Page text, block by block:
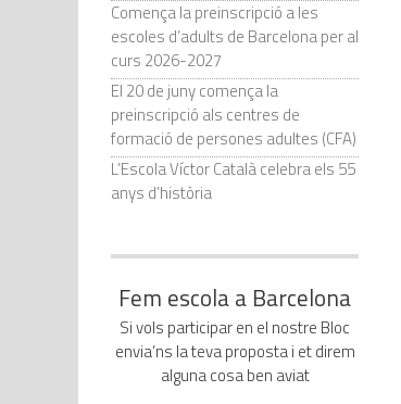
Comença la preinscripció a les
escoles d’adults de Barcelona per al
curs 2026-2027
El 20 de juny comença la
preinscripció als centres de
formació de persones adultes (CFA)
L’Escola Víctor Català celebra els 55
anys d’història
Fem escola a Barcelona
Si vols participar en el nostre Bloc
envia’ns la teva proposta i et direm
alguna cosa ben aviat